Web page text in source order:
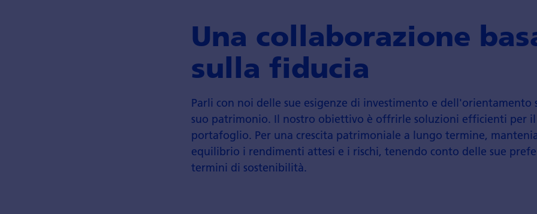
Una collaborazione
sulla fiducia
Parli con noi delle sue esigenze di investimento e dell'orientamento
suo patrimonio. Il nostro obiettivo è offrirle soluzioni efficienti per il
portafoglio. Per una crescita patrimoniale a lungo termine,
equilibrio i rendimenti attesi e i rischi, tenendo conto delle sue
termini di sostenibilità.